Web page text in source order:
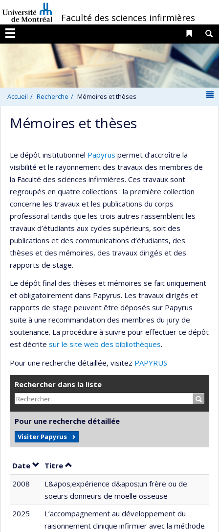
au
contenu
/Faculté des sciences infirmières
Menu
Liens
Accueil Recherche Mémoires et thèses
Mémoires et thèses
Le dépôt institutionnel Papyrus permet d’accroître la
visibilité et le rayonnement des travaux des membres de
la Faculté des sciences infirmières. Ces travaux sont
regroupés en quatre collections : la première collection
concerne les travaux et les publications du corps
professoral tandis que les trois autres rassemblent les
travaux d’étudiants aux cycles supérieurs, soit des
publications et des communications d’étudiants, des
thèses et des mémoires, des travaux dirigés et des
rapports de stage.
Le dépôt final des thèses et mémoires se fait uniquement
et obligatoirement dans Papyrus. Les travaux dirigés et
rapports de stage peuvent être déposés sur Papyrus
suite à une recommandation des membres du jury de
soutenance. La procédure à suivre pour effectuer ce dépôt
est décrite sur le site web des bibliothèques.
Pour une recherche détaillée, visitez PAPYRUS
Rechercher dans la liste
Pour une recherche détaillée
Visiter Papyrus
Date Trier par date en ordre décroissant
Titre Trier par titre en ordre décroissant
2008
L&apos;expérience d&apos;un frère ou de
soeurs donneurs de moelle osseuse
2025
L’accompagnement au développement du
raisonnement clinique infirmier avec la méthode